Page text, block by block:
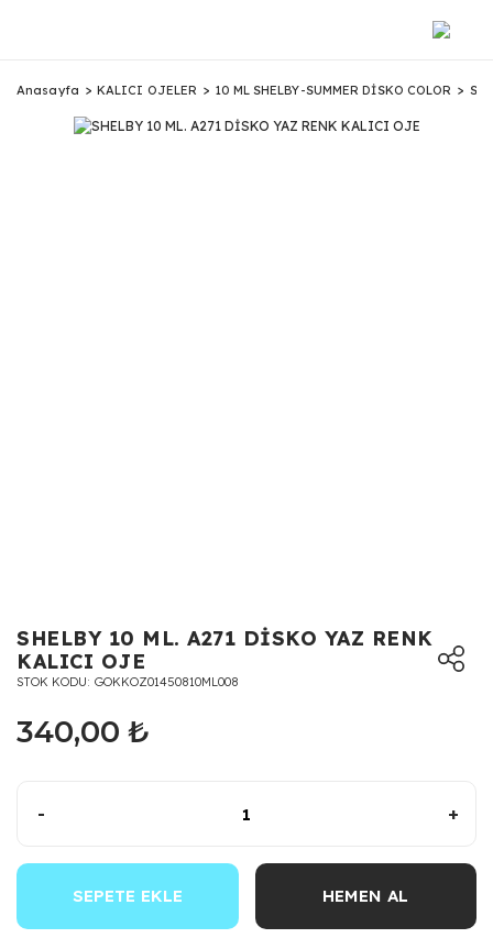
Anasayfa KALICI OJELER 10 ML SHELBY-SUMMER DİSKO COLOR
SHELBY 10 ML. A271 DİSKO YAZ RENK
KALICI OJE
STOK KODU GOKKOZ01450810ML008
340,00 ₺
- +
SEPETE EKLE HEMEN AL